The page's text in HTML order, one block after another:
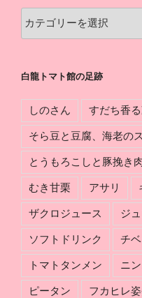
館
の
軌
龍
ト
館
み
分
け
白龍トマト館の足跡
しのさん すだち香
そら豆と豆腐、海老の
とうもろこしと豚挽き
むき甘栗 アサリ
ザクロジュース ジ
ソフトドリンク チ
トマトタンメン ニ
ピータン フカヒレ